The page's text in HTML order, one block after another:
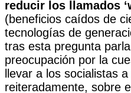
reducir los llamados
(beneficios caídos de
tecnologías de
tras esta pregunta
preocupación por la
llevar a los socialistas
reiteradamente, sobre